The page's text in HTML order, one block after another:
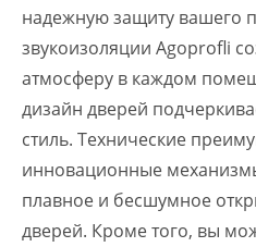
надежную защиту вашего
звукоизоляции Agoprofli
атмосферу в каждом
дизайн дверей
стиль. Технические
инновационные
плавное и бесшумное
дверей. Кроме того, вы